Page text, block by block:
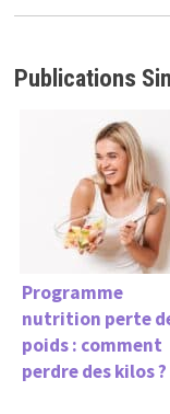
Publications
Programme
nutrition perte
poids : comment
perdre des kilos ?